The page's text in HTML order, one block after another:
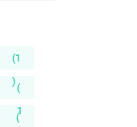
(1
)
(
1
(